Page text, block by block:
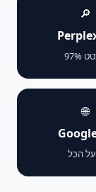
🔎
🌐
הכל